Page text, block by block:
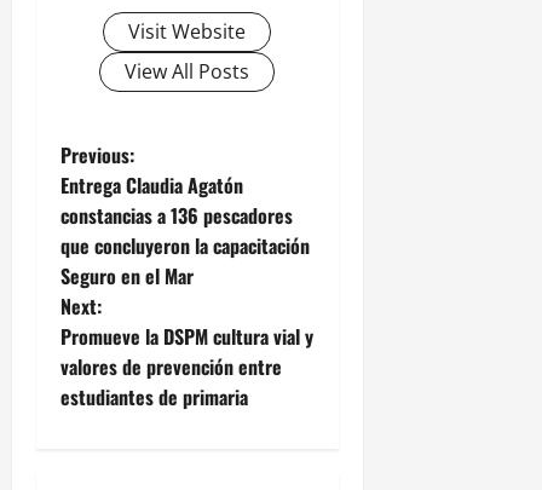
Visit Website
View All Posts
P
o
s
t
n
a
Previous:
Entrega Claudia Agatón
constancias a 136 pescadores
que concluyeron la capacitación
Seguro en el Mar
Next:
Promueve la DSPM cultura vial y
valores de prevención entre
estudiantes de primaria